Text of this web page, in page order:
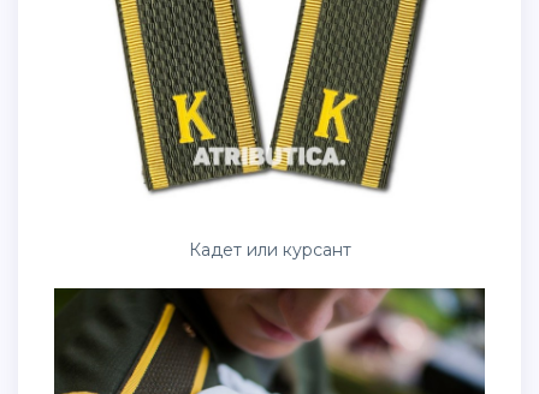
Кадет или курсант